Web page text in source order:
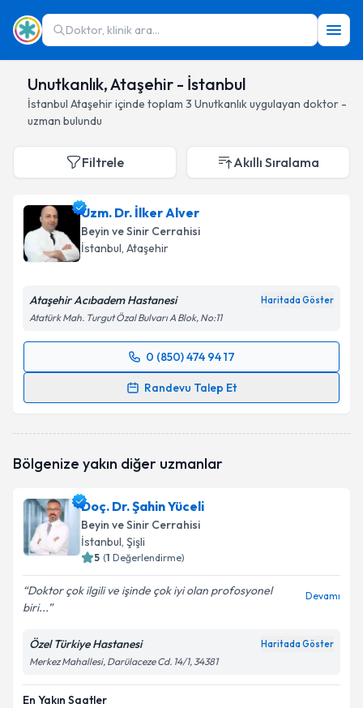
Doktor, klinik ara...
Unutkanlık, Ataşehir - İstanbul
İstanbul Ataşehiriçinde toplam 3 Unutkanlıkuygulayan doktor -
uzman bulundu
Filtrele Akıllı Sıralama
Uzm. Dr. İlker Alver
Beyin ve Sinir Cerrahisi
İstanbul, Ataşehir
Ataşehir Acıbadem Hastanesi Haritada Göster
Atatürk Mah. Turgut Özal Bulvarı A Blok, No:11
0 (850) 474 94 17
Randevu Talep Et
Randevu Takvimi Talebi
oluşturun. Size bu uzmandan randevu almanız için bir
Kişisel verilerimin işlenmesine ilişkin
Metni'ni okudum ve kişisel verilerimin belirtilen
kapsamda işlenmesini kabul ediyorum.
Takvim Talebini Gönder
Bölgenize yakın diğer uzmanlar
Doç. Dr. Şahin Yüceli
Beyin ve Sinir Cerrahisi
İstanbul, Şişli
5 (1 Değerlendirme)
Doktor çok ilgili ve işinde çok iyi olan profosyonel
biri...
Devamı
Özel Türkiye Hastanesi Haritada Göster
Merkez Mahallesi, Darülaceze Cd. 14/1, 34381
En Yakın Saatler